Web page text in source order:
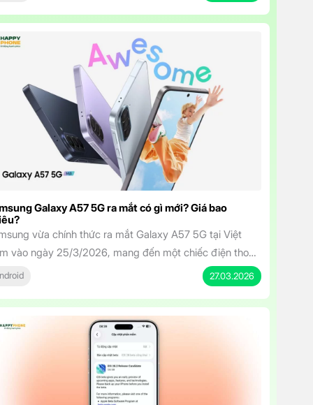
sở hữu màn hình đẹp, camera AI thông minh, pin bền
cam kết cập nhật dài hạn, Galaxy A37 5G […]
Galaxy A57 5G ra mắt có gì mới? Giá bao
vừa chính thức ra mắt Galaxy A57 5G tại Việt
vào ngày 25/3/2026, mang đến một chiếc điện thoại
trung sở hữu thiết kế cao cấp, hiệu năng mạnh mẽ và
tính năng AI thông minh. Với mức giá khởi điểm chỉ từ
đồng, mẫu máy này hứa hẹn sẽ […]
27.03.2026